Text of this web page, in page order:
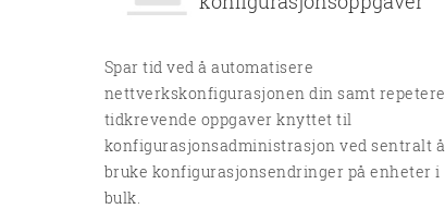
Spar tid ved å automatisere
nettverkskonfigurasjonen din samt
tidkrevende oppgaver knyttet til
konfigurasjonsadministrasjon ved sentralt å
bruke konfigurasjonsendringer på enheter i
bulk.